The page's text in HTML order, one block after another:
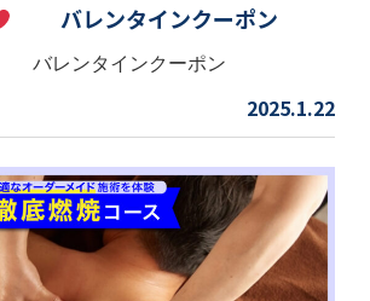
バレンタインクーポン
バレンタインクーポン
2025.1.22